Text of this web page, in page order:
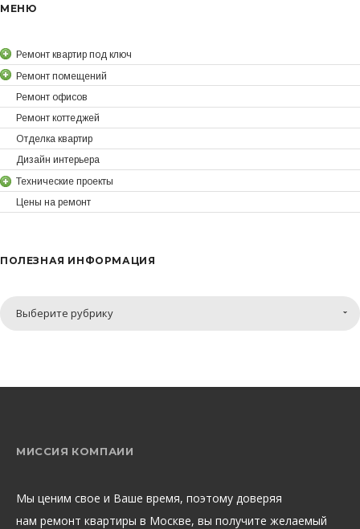
МЕНЮ
Ремонт квартир под ключ
Ремонт помещений
Ремонт офисов
Ремонт коттеджей
Отделка квартир
Дизайн интерьера
Технические проекты
Цены на ремонт
ПОЛЕЗНАЯ ИНФОРМАЦИЯ
Полезная
Выберите рубрику
МИССИЯ КОМПАИИ
Мы ценим свое и Ваше время, поэтому доверяя
нам ремонт квартиры в Москве, вы получите желаемый